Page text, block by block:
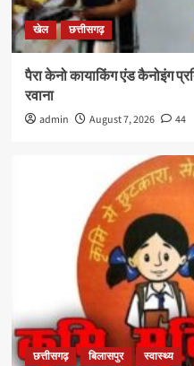
खेल छत्तीसगढ़
पैरा केनो कायाकिंग एंड कैनोइंग
रवाना
admin August 7, 2026 44
छत्तीसगढ़ बिलासपुर स्वास्थ्य